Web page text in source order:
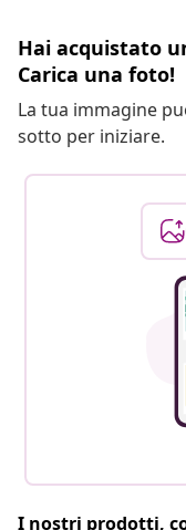
Hai acquistato
Carica una foto!
La tua immagine
sotto per iniziare.
I nostri prodotti,